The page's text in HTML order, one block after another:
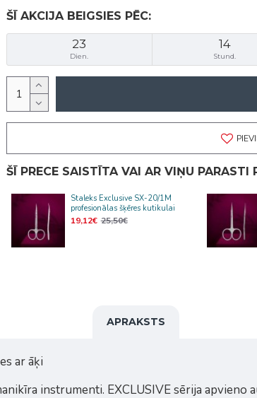
ŠĪ AKCIJA BEIGSIES PĒC:
23
Dien.
14
Stund.
ŠĪ PRECE SAISTĪTA VAI AR VIŅU PARASTI
Staleks Exclusive SX-20/1M
profesionālas šķēres kutikulai
19,12€ 25,50€
APRAKSTS
ar āķi
instrumenti. EXCLUSIVE sērija apvieno